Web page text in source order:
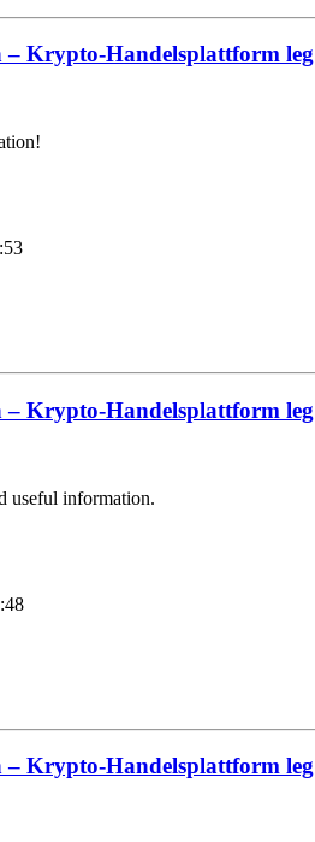
– Krypto-Handelsplattform leg
Krypto-Handelsplattform leg
useful information.
– Krypto-Handelsplattform leg